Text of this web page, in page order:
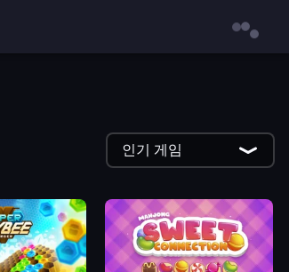
인기 게임